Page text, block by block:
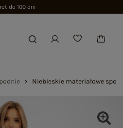
do 100 dni
Niebieskie materiałowe